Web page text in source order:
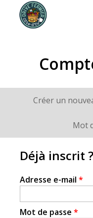
Côte
d'or
OngletsCréer un
Mot
Déjà inscrit
Adresse e-mail *
Mot de passe *